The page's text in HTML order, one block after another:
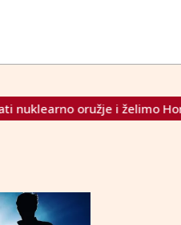
oružje i želimo